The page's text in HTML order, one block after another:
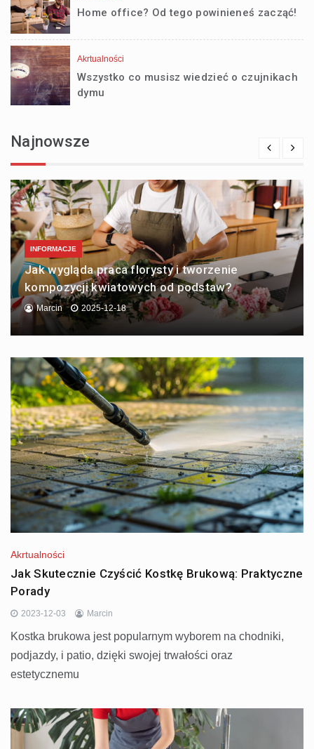
Home office? Od tego powinieneś zacząć!
Akrtualności
Wszystko co musisz wiedzieć o czujnikach
dymu
Najnowsze
INFORMACJE
Jak wygląda praca florysty i tworzenie
kompozycji kwiatowych od podstaw?
Marcin 2025-12-18
Akrtualności
Jak Skutecznie Czyścić Kostkę Brukową: Praktyczne
Porady
2023-12-03 Marcin
Kostka brukowa jest popularnym wyborem na chodniki,
podjazdy, i patio, dzięki swojej trwałości oraz
estetycznemu